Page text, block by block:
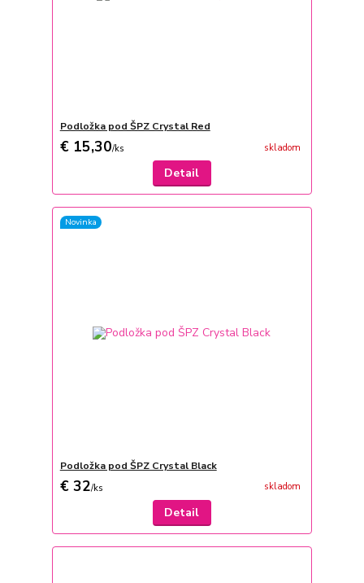
Podložka pod ŠPZ Crystal Red
€ 15,30/ks skladom
Detail
Novinka
Podložka pod ŠPZ Crystal Black
€ 32/ks skladom
Detail